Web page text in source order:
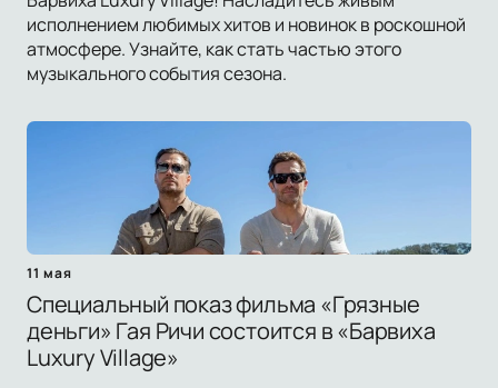
исполнением любимых хитов и новинок в роскошной
атмосфере. Узнайте, как стать частью этого
музыкального события сезона.
11 мая
Специальный показ фильма «Грязные
деньги» Гая Ричи состоится в «Барвиха
Luxury Village»